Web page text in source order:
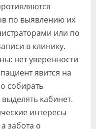
по выявлению их
или по
в клинику.
нет уверенности
явится на
собирать
кабинет.
интересы
забота о